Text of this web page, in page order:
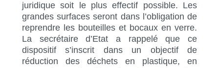
juridique soit le plus effectif possible. Les
grandes surfaces seront dans l’obligation de
reprendre les bouteilles et bocaux en verre.
La secrétaire d’Etat a rappelé que ce
dispositif s’inscrit dans un objectif de
réduction des déchets en plastique, en